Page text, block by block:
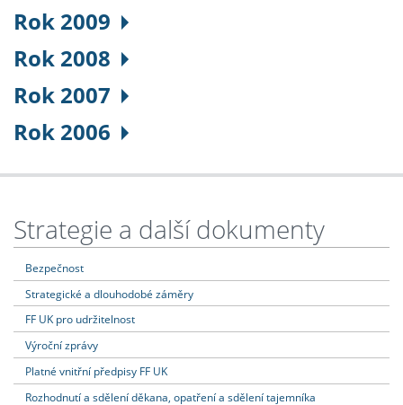
Rok 2009
Rok 2008
Rok 2007
Rok 2006
Strategie a další dokumenty
Bezpečnost
Strategické a dlouhodobé záměry
FF UK pro udržitelnost
Výroční zprávy
Platné vnitřní předpisy FF UK
Rozhodnutí a sdělení děkana, opatření a sdělení tajemníka